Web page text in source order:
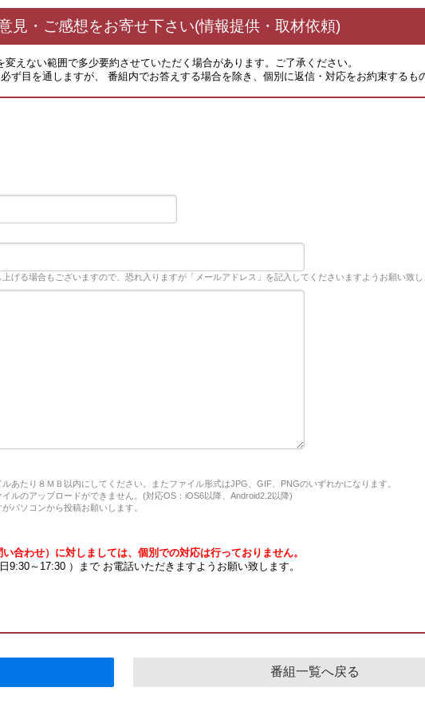
見・ご感想をお寄せ下さい(情報提供・取材依頼)
えない範囲で多少要約させていただく場合があります。ご了承ください。
ず目を通しますが、 番組内でお答えする場合を除き、個別に返信・対応をお約束するも
げる場合もございますので、恐れ入りますが「メールアドレス」を記入してくださいますようお願い致し
あたり８ＭＢ以内にしてください。またファイル形式はJPG、GIF、PNGのいずれかになります。
ルのアップロードができません。(対応OS：iOS6以降、Android2.2以降)
パソコンから投稿お願いします。
合わせ）に対しましては、個別での対応は行っておりません。
～17:30 ）まで お電話いただきますようお願い致します。
番組一覧へ戻る